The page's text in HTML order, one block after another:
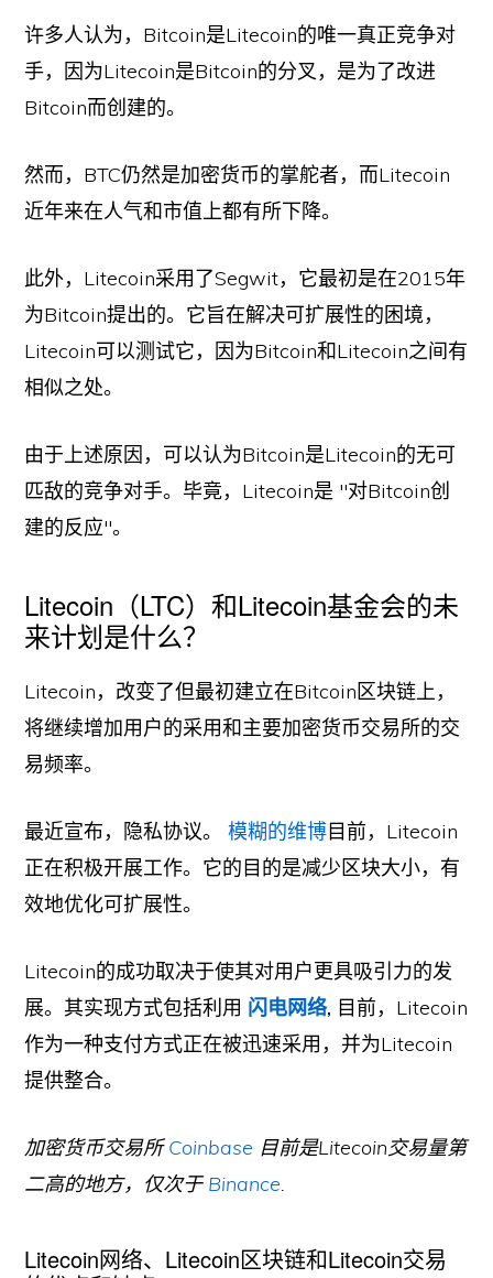
许多人认为，Bitcoin是Litecoin的唯一真正竞争对
手，因为Litecoin是Bitcoin的分叉，是为了改进
Bitcoin而创建的。
然而，BTC仍然是加密货币的掌舵者，而Litecoin
近年来在人气和市值上都有所下降。
此外，Litecoin采用了Segwit，它最初是在2015年
为Bitcoin提出的。它旨在解决可扩展性的困境，
Litecoin可以测试它，因为Bitcoin和Litecoin之间有
相似之处。
由于上述原因，可以认为Bitcoin是Litecoin的无可
匹敌的竞争对手。毕竟，Litecoin是 "对Bitcoin创
建的反应"。
Litecoin（LTC）和Litecoin基金会的未
来计划是什么？
Litecoin，改变了但最初建立在Bitcoin区块链上，
将继续增加用户的采用和主要加密货币交易所的交
易频率。
最近宣布，隐私协议。模糊的维博目前，Litecoin
正在积极开展工作。它的目的是减少区块大小，有
效地优化可扩展性。
Litecoin的成功取决于使其对用户更具吸引力的发
展。其实现方式包括利用 闪电网络, 目前，Litecoin
作为一种支付方式正在被迅速采用，并为Litecoin
提供整合。
加密货币交易所Coinbase 目前是Litecoin交易量第
二高的地方，仅次于Binance.
Litecoin网络、Litecoin区块链和Litecoin交易